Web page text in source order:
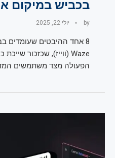
בכביש במיקום
by יולי 22, 2025
8 אחד ההיבטים שעומדים
הפעולה מצד משתמשים